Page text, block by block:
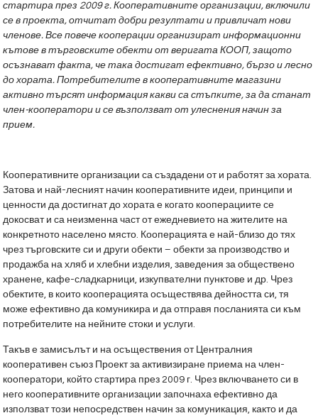
стартира през 2009 г. Кооперативните организации, включили
се в проекта, отчитат добри резултати и привличат нови
членове. Все повече кооперации организират информационни
кътове в търговските обекти от веригата КООП, защото
осъзнават факта, че така достигат ефективно, бързо и лесно
до хората. Потребителите в кооперативните магазини
активно търсят информация какви са стъпките, за да станат
член-кооператори и се възползват от улеснения начин за
прием.
Кооперативните организации са създадени от и работят за хората.
Затова и най-лесният начин кооперативните идеи, принципи и
ценности да достигнат до хората е когато кооперациите се
докосват и са неизменна част от ежедневието на жителите на
конкретното населено място. Кооперацията е най-близо до тях
чрез търговските си и други обекти – обекти за производство и
продажба на хляб и хлебни изделия, заведения за обществено
хранене, кафе-сладкарници, изкупвателни пунктове и др. Чрез
обектите, в които кооперацията осъществява дейността си, тя
може ефективно да комуникира и да отправя посланията си към
потребителите на нейните стоки и услуги.
Такъв е замисълът и на осъществения от Централния
кооперативен съюз Проект за активизиране приема на член-
кооператори, който стартира през 2009 г. Чрез включването си в
него кооперативните организации започнаха ефективно да
използват този непосредствен начин за комуникация, както и да